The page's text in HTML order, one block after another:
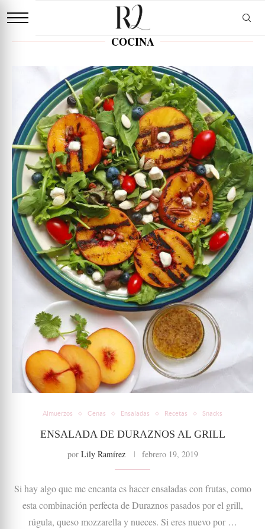
COCINA
Almuerzos Cenas Ensaladas Recetas Snacks
ENSALADA DE DURAZNOS AL GRILL
por Lily Ramírez febrero 19, 2019
Si hay algo que me encanta es hacer ensaladas con frutas, como
esta combinación perfecta de Duraznos pasados por el grill,
rúgula, queso mozzarella y nueces. Si eres nuevo por …